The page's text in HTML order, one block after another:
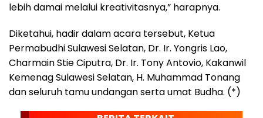
lebih damai melalui kreativitasnya,” harapnya.
Diketahui, hadir dalam acara tersebut, Ketua
Permabudhi Sulawesi Selatan, Dr. Ir. Yongris Lao,
Charmain Stie Ciputra, Dr. Ir. Tony Antovio, Kakanwil
Kemenag Sulawesi Selatan, H. Muhammad Tonang
dan seluruh tamu undangan serta umat Budha. (*)